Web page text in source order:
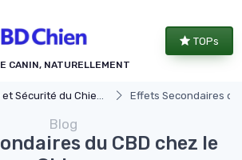
CANIN, NATURELLEMENT
TOPs
du Chien avec le CBD Effets Secondaires du
Blog
du CBD chez le
des cookies